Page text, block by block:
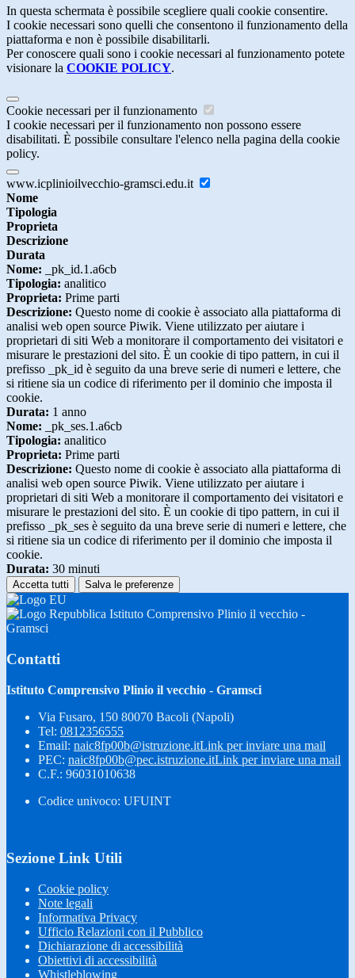
In questa schermata è possibile scegliere quali cookie consentire.
I cookie necessari sono quelli che consentono il funzionamento della
piattaforma e non è possibile disabilitarli.
Per conoscere quali sono i cookie necessari al funzionamento potete
visionare la COOKIE POLICY.
Cookie necessari per il funzionamento
I cookie necessari per il funzionamento non possono essere
disabilitati. È possibile consultare l'elenco nella pagina della cookie
policy.
www.icplinioilvecchio-gramsci.edu.it
Nome
Tipologia
Proprieta
Descrizione
Durata
Nome: _pk_id.1.a6cb
Tipologia: analitico
Proprieta: Prime parti
Descrizione: Questo nome di cookie è associato alla piattaforma di
analisi web open source Piwik. Viene utilizzato per aiutare i
proprietari di siti Web a monitorare il comportamento dei visitatori e
misurare le prestazioni del sito. È un cookie di tipo pattern, in cui il
prefisso _pk_id è seguito da una breve serie di numeri e lettere, che
si ritiene sia un codice di riferimento per il dominio che imposta il
cookie.
Durata: 1 anno
Nome: _pk_ses.1.a6cb
Tipologia: analitico
Proprieta: Prime parti
Descrizione: Questo nome di cookie è associato alla piattaforma di
analisi web open source Piwik. Viene utilizzato per aiutare i
proprietari di siti Web a monitorare il comportamento dei visitatori e
misurare le prestazioni del sito. È un cookie di tipo pattern, in cui il
prefisso _pk_ses è seguito da una breve serie di numeri e lettere, che
si ritiene sia un codice di riferimento per il dominio che imposta il
cookie.
Durata: 30 minuti
Accetta tutti Salva le preferenze
Istituto Comprensivo Plinio il vecchio -
Gramsci
Contatti
Istituto Comprensivo Plinio il vecchio - Gramsci
Via Fusaro, 150 80070 Bacoli (Napoli)
Tel: 0812356555
Email: naic8fp00b@istruzione.itLink per inviare una mail
PEC: naic8fp00b@pec.istruzione.itLink per inviare una mail
C.F.: 96031010638
Codice univoco: UFUINT
Sezione Link Utili
Cookie policy
Note legali
Informativa Privacy
Ufficio Relazioni con il Pubblico
Dichiarazione di accessibilità
Obiettivi di accessibilità
Whistleblowing